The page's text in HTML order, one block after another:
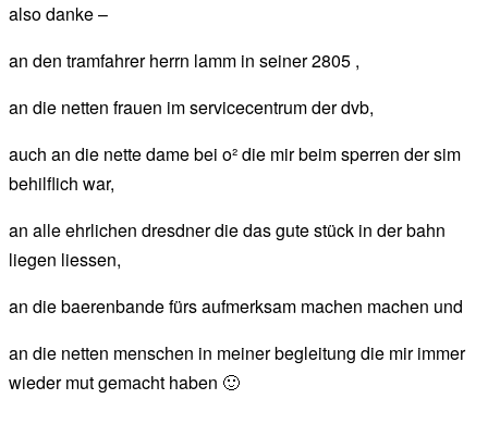
also danke –
an den tramfahrer herrn lamm in seiner 2805 ,
an die netten frauen im servicecentrum der dvb,
auch an die nette dame bei o² die mir beim sperren der sim
behilflich war,
an alle ehrlichen dresdner die das gute stück in der bahn
liegen liessen,
an die baerenbande fürs aufmerksam machen machen und
an die netten menschen in meiner begleitung die mir immer
wieder mut gemacht haben 🙂